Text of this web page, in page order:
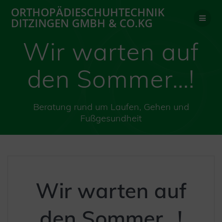
Inhalt
springen
ORTHOPÄDIESCHUHTECHNIK
DITZINGEN GMBH & CO.KG
Wir warten auf
den Sommer…!
Beratung rund um Laufen, Gehen und
Fußgesundheit
Wir warten auf